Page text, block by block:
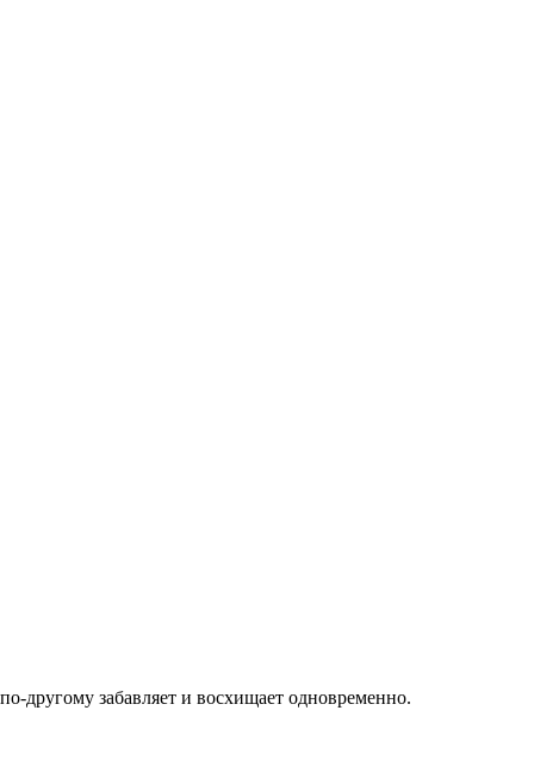
другому забавляет и восхищает одновременно.